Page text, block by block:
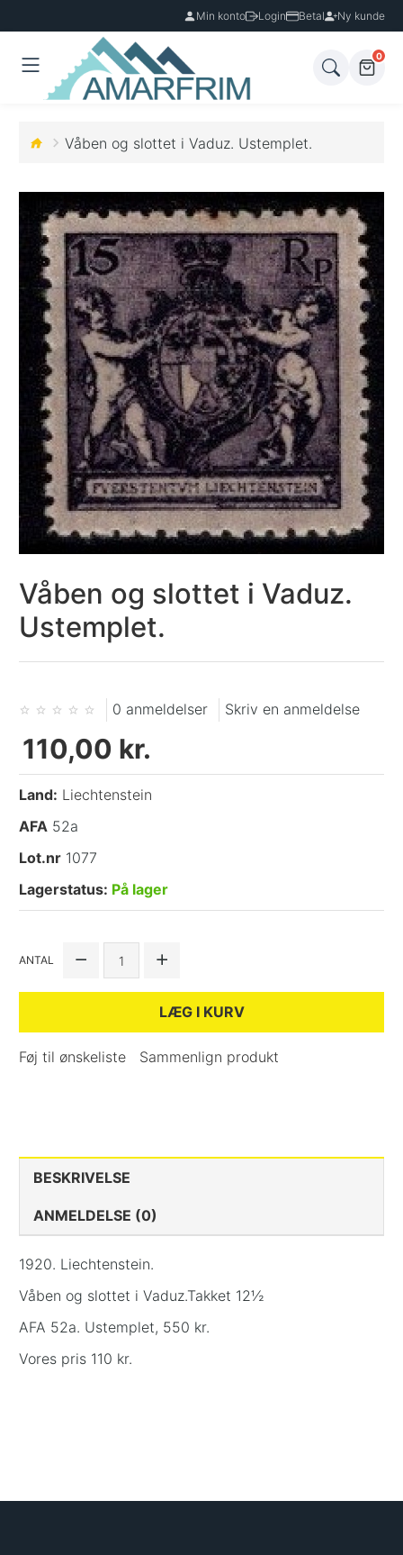
Min konto Login Betal Ny kunde
0
Våben og slottet i Vaduz. Ustemplet.
Våben og slottet i Vaduz.
Ustemplet.
0 anmeldelser Skriv en anmeldelse
110,00 kr.
Land: Liechtenstein
AFA 52a
Lot.nr 1077
Lagerstatus: På lager
ANTAL
LÆG I KURV
Føj til ønskeliste Sammenlign produkt
BESKRIVELSE
ANMELDELSE (0)
1920. Liechtenstein.
Våben og slottet i Vaduz.Takket 12½
AFA 52a. Ustemplet, 550 kr.
Vores pris 110 kr.